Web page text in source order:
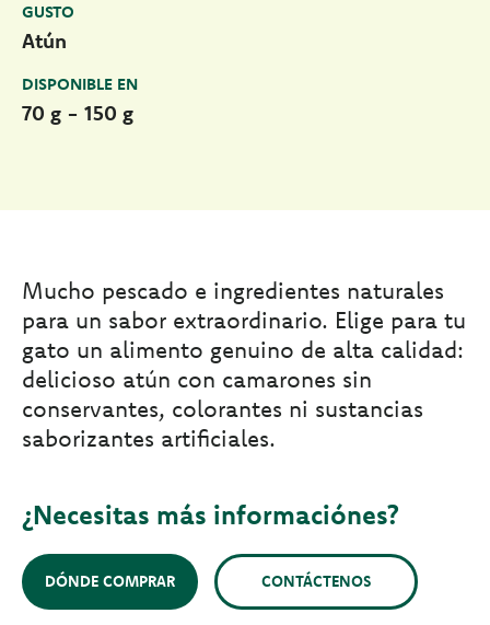
GUSTO
Atún
DISPONIBLE EN
70 g - 150 g
Mucho pescado e ingredientes naturales
para un sabor extraordinario. Elige para tu
gato un alimento genuino de alta calidad:
delicioso atún con camarones sin
conservantes, colorantes ni sustancias
saborizantes artificiales.
¿Necesitas más informaciónes?
DÓNDE COMPRAR CONTÁCTENOS